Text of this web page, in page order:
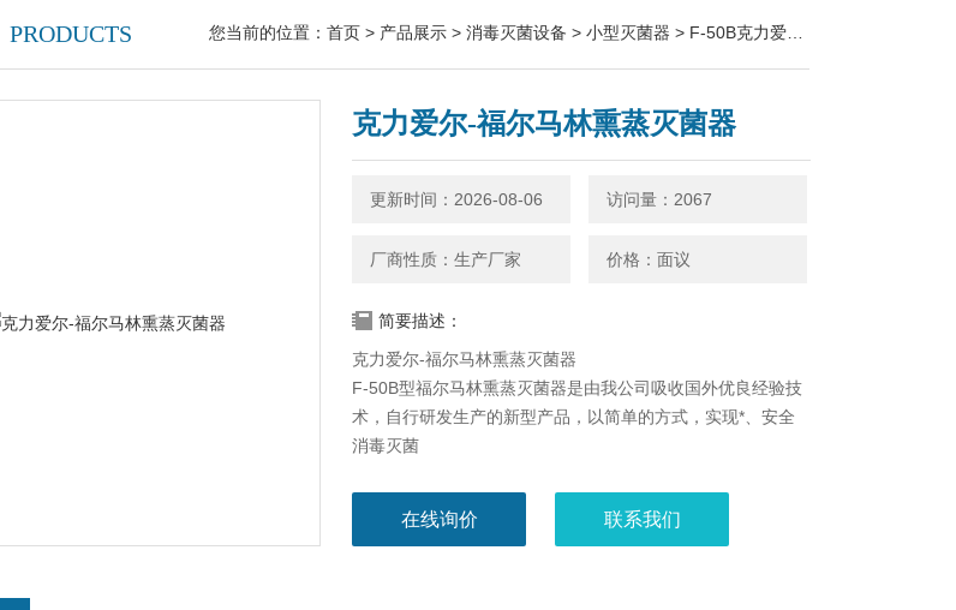
PRODUCTS 您当前的位置： 首页 > 产品展示 > 消毒灭菌设备 > 小型灭菌器 > F-50B克力爱尔-福尔马林熏蒸灭菌器
克力爱尔-福尔马林熏蒸灭菌器
更新时间：2026-08-06 访问量：2067
厂商性质：生产厂家 价格：面议
简要描述：
克力爱尔-福尔马林熏蒸灭菌器
F-50B型福尔马林熏蒸灭菌器是由我公司吸收国外优良经验技
术，自行研发生产的新型产品，以简单的方式，实现*、安全
消毒灭菌
在线询价 联系我们